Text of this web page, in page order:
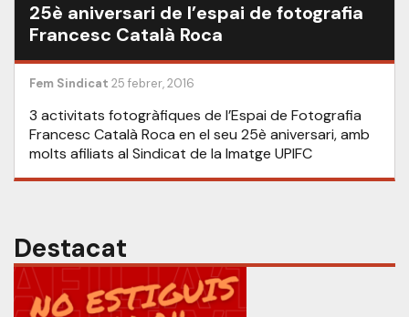
25è aniversari de l’espai de fotografia
Francesc Català Roca
Fem Sindicat 25 febrer, 2016
3 activitats fotogràfiques de l’Espai de Fotografia
Francesc Català Roca en el seu 25è aniversari, amb
molts afiliats al Sindicat de la Imatge UPIFC
Destacat